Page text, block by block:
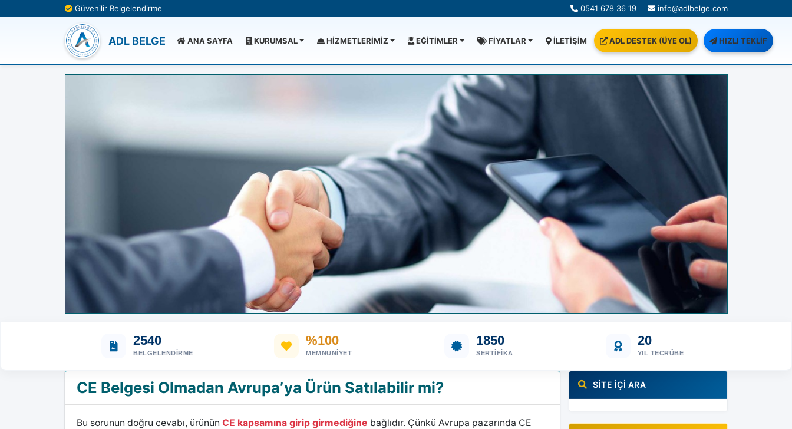
Güvenilir Belgelendirme 0541 678 36 19 info@adlbelge.com
ADL BELGE ANA SAYFA KURUMSAL HİZMETLERİMİZ EĞİTİMLER FİYATLAR İLETİŞİM ADL DESTEK (ÜYE OL) HIZLI TEKLİF
2540
BELGELENDIRME
%100
MEMNUNIYET
1850
SERTIFIKA
20
YIL TECRÜBE
CE Belgesi Olmadan Avrupa’ya Ürün Satılabilir mi?
Bu sorunun doğru cevabı, ürünün CE kapsamına girip girmediğine bağlıdır. Çünkü Avrupa pazarında CE
SITE İÇI ARA